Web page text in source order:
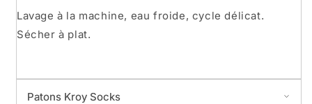
Lavage à la machine, eau froide, cycle délicat.
Sécher à plat.
Patons Kroy Socks